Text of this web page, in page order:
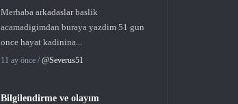
Merhaba arkadaslar baslik
acamadigimdan buraya yazdim 51 gun
once hayat kadinina...
11 ay önce / @Severus51
Bilgilendirme ve olayım